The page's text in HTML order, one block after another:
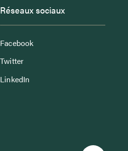
Réseaux sociaux
Facebook
Twitter
LinkedIn